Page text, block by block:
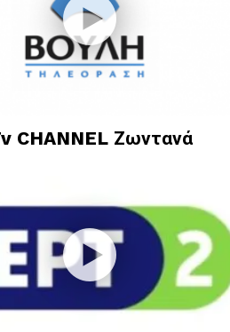
CHANNEL Ζωντανά